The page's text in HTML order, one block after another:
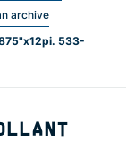
archive
533-